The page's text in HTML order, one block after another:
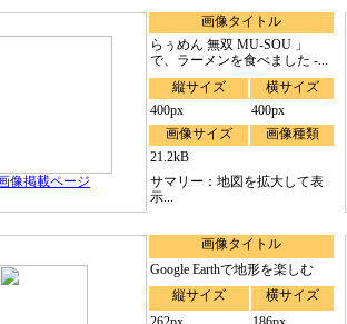
像掲載ページ
画像タイトル
らぅめん 無双 MU-SOU 」
で、ラーメンを食べました -...
縦サイズ
横サイズ
400px
400px
画像サイズ
画像種類
21.2kB
サマリー：地図を拡大して表
示...
画像タイトル
Google Earthで地形を楽しむ
縦サイズ
横サイズ